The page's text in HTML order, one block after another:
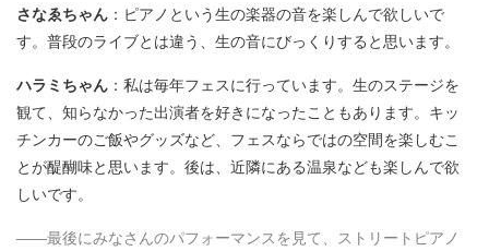
さなゑちゃん ：ピアノという生の楽器の音を楽しんで欲しいで
す。普段のライブとは違う、生の音にびっくりすると思います。
ハラミちゃん ：私は毎年フェスに行っています。生のステージを
観て、知らなかった出演者を好きになったこともあります。キッ
チンカーのご飯やグッズなど、フェスならではの空間を楽しむこ
とが醍醐味と思います。後は、近隣にある温泉なども楽しんで欲
しいです。
――最後にみなさんのパフォーマンスを見て、ストリートピアノ